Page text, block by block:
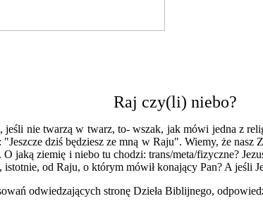
Raj czy(li) niebo?
nie twarzą w twarz, to- wszak, jak mówi jedna z
dziś będziesz ze mną w Raju". Wiemy, że
jaką ziemię i niebo tu chodzi: trans/meta/fizyczne?
od Raju, o którym mówił konający Pan? A jeśli
odwiedzających stronę Dzieła Biblijnego,